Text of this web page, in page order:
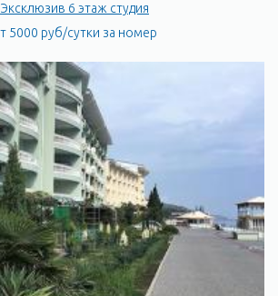
Эксклюзив 6 этаж студия
5000 руб/сутки за номер